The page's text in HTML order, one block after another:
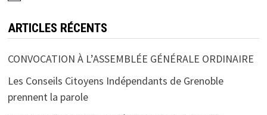
ARTICLES RÉCENTS
CONVOCATION À L’ASSEMBLÉE GÉNÉRALE ORDINAIRE
Les Conseils Citoyens Indépendants de Grenoble
prennent la parole